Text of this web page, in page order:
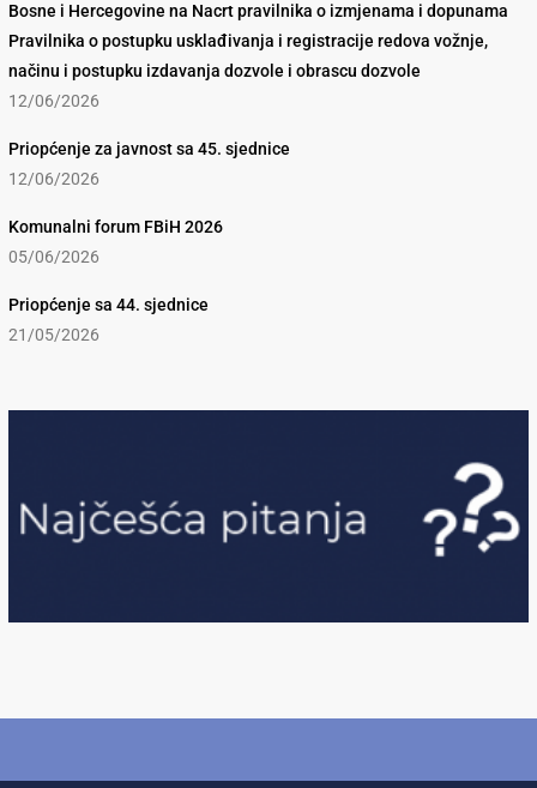
Bosne i Hercegovine na Nacrt pravilnika o izmjenama i dopunama
Pravilnika o postupku usklađivanja i registracije redova vožnje,
načinu i postupku izdavanja dozvole i obrascu dozvole
12/06/2026
Priopćenje za javnost sa 45. sjednice
12/06/2026
Komunalni forum FBiH 2026
05/06/2026
Priopćenje sa 44. sjednice
21/05/2026